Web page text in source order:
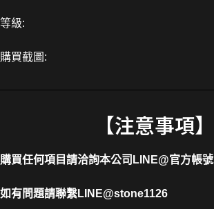
等級:
購買截圖:
【注意事項】
購買任何項目請洽詢本公司 LINE@官方帳號
如有問題請聯繫LINE@stone1126